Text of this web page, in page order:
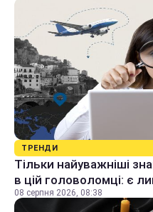
ТРЕНДИ
Тільки найуважніші
в цій головоломці: є
08 серпня 2026, 08:38